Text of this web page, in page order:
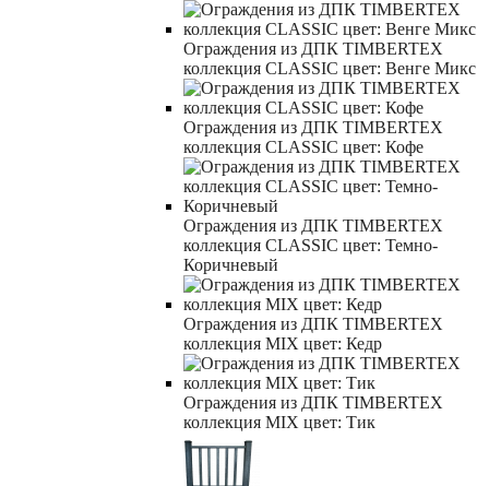
Ограждения из ДПК TIMBERTEX
коллекция CLASSIC цвет: Венге Микс
Ограждения из ДПК TIMBERTEX
коллекция CLASSIC цвет: Кофе
Ограждения из ДПК TIMBERTEX
коллекция CLASSIC цвет: Темно-
Коричневый
Ограждения из ДПК TIMBERTEX
коллекция MIX цвет: Кедр
Ограждения из ДПК TIMBERTEX
коллекция MIX цвет: Тик